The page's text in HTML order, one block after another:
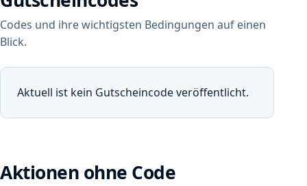
Codes und ihre wichtigsten Bedingungen auf einen
Blick.
Aktuell ist kein Gutscheincode veröffentlicht.
Aktionen ohne Code